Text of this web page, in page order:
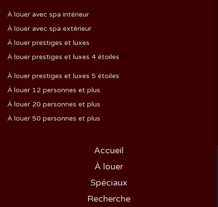
À louer avec spa intérieur
À louer avec spa extérieur
À louer prestiges et luxes
À louer prestiges et luxes 4 étoiles
À louer prestiges et luxes 5 étoiles
À louer 12 personnes et plus
À louer 20 personnes et plus
À louer 50 personnes et plus
Accueil
À louer
Spéciaux
Recherche